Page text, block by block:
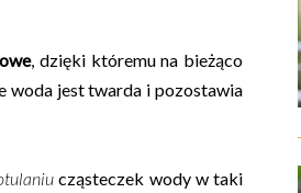
, dzięki któremu na bieżąco
woda jest twarda i pozostawia
cząsteczek wody w taki